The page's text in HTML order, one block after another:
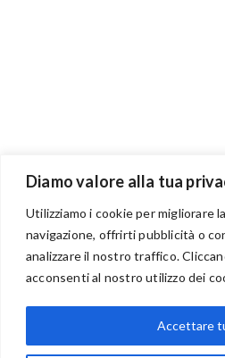
Diamo valore alla tua
Utilizziamo i cookie per migliorare
navigazione, offrirti pubblicità o
analizzare il nostro traffico.
acconsenti al nostro utilizzo dei
Accettare
BENVENUTI NEL PORTALE
via Acqua delle Noci 12